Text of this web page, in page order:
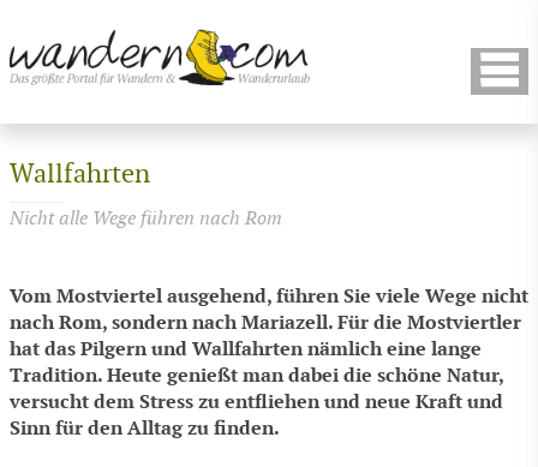
Wallfahrten
Nicht alle Wege führen nach Rom
Vom Mostviertel ausgehend, führen Sie viele Wege nicht
nach Rom, sondern nach Mariazell. Für die Mostviertler
hat das Pilgern und Wallfahrten nämlich eine lange
Tradition. Heute genießt man dabei die schöne Natur,
versucht dem Stress zu entfliehen und neue Kraft und
Sinn für den Alltag zu finden.